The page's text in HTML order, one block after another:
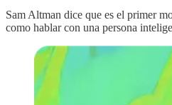
Sam Altman dice que es el primer
como hablar con una persona